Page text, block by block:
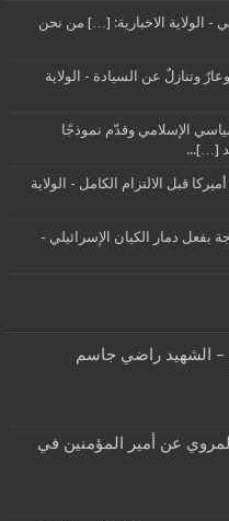
- الولاية الاخبارية: […] من نحن
وتنازلٌ عن السيادة - الولاية
الإسلامي وقدّم نموذجًا
[…]...
قبل الالتزام الكامل - الولاية
دمار الكيان الإسرائيلي -
– الشهيد راضي جاسم
عن أمير المؤمنين في